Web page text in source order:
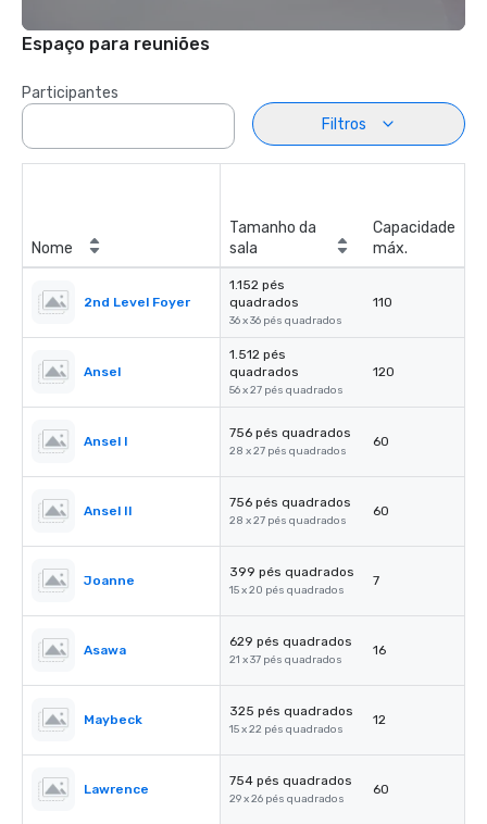
Espaço para reuniões
Participantes
Filtros
Nome
Tamanho da
sala
Capacidade
máx.
2nd Level Foyer
1.152 pés
quadrados
36 x 36 pés quadrados
110
Ansel
1.512 pés
quadrados
56 x 27 pés quadrados
120
Ansel I
756 pés quadrados
28 x 27 pés quadrados
60
Ansel II
756 pés quadrados
28 x 27 pés quadrados
60
Joanne
399 pés quadrados
15 x 20 pés quadrados
7
Asawa
629 pés quadrados
21 x 37 pés quadrados
16
Maybeck
325 pés quadrados
15 x 22 pés quadrados
12
Lawrence
754 pés quadrados
29 x 26 pés quadrados
60